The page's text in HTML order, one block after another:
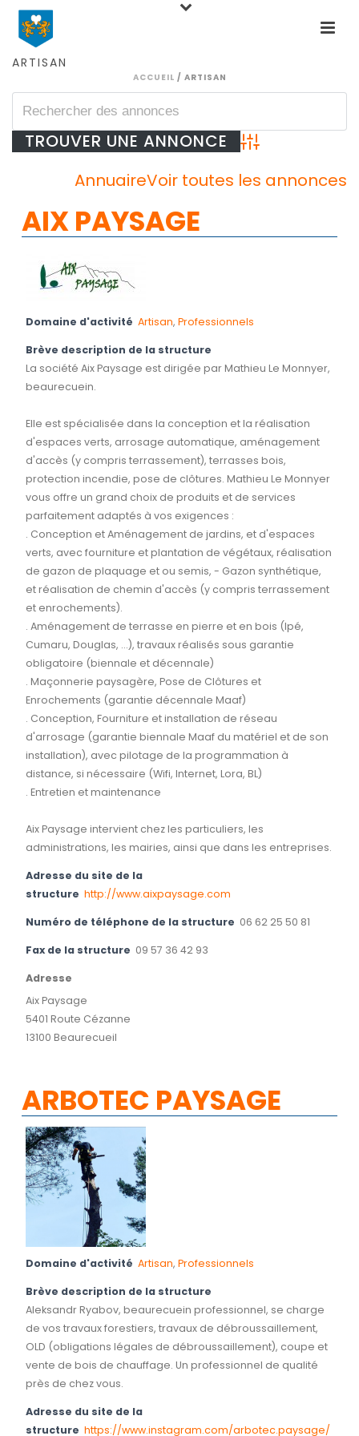
ARTISAN
ACCUEIL / ARTISAN
Advanced Search
AnnuaireVoir toutes les annonces
AIX PAYSAGE
Domaine d'activité Artisan, Professionnels
Brève description de la structure
La société Aix Paysage est dirigée par Mathieu Le Monnyer,
beaurecuein.
Elle est spécialisée dans la conception et la réalisation
d'espaces verts, arrosage automatique, aménagement
d'accès (y compris terrassement), terrasses bois,
protection incendie, pose de clôtures. Mathieu Le Monnyer
vous offre un grand choix de produits et de services
parfaitement adaptés à vos exigences :
. Conception et Aménagement de jardins, et d'espaces
verts, avec fourniture et plantation de végétaux, réalisation
de gazon de plaquage et ou semis, - Gazon synthétique,
et réalisation de chemin d'accès (y compris terrassement
et enrochements).
. Aménagement de terrasse en pierre et en bois (Ipé,
Cumaru, Douglas, ...), travaux réalisés sous garantie
obligatoire (biennale et décennale)
. Maçonnerie paysagère, Pose de Clôtures et
Enrochements (garantie décennale Maaf)
. Conception, Fourniture et installation de réseau
d'arrosage (garantie biennale Maaf du matériel et de son
installation), avec pilotage de la programmation à
distance, si nécessaire (Wifi, Internet, Lora, BL)
. Entretien et maintenance
Aix Paysage intervient chez les particuliers, les
administrations, les mairies, ainsi que dans les entreprises.
Adresse du site de la
structure http://www.aixpaysage.com
Numéro de téléphone de la structure 06 62 25 50 81
Fax de la structure 09 57 36 42 93
Adresse
Aix Paysage
5401 Route Cézanne
13100 Beaurecueil
ARBOTEC PAYSAGE
Domaine d'activité Artisan, Professionnels
Brève description de la structure
Aleksandr Ryabov, beaurecuein professionnel, se charge
de vos travaux forestiers, travaux de débroussaillement,
OLD (obligations légales de débroussaillement), coupe et
vente de bois de chauffage. Un professionnel de qualité
près de chez vous.
Adresse du site de la
structure https://www.instagram.com/arbotec.paysage/